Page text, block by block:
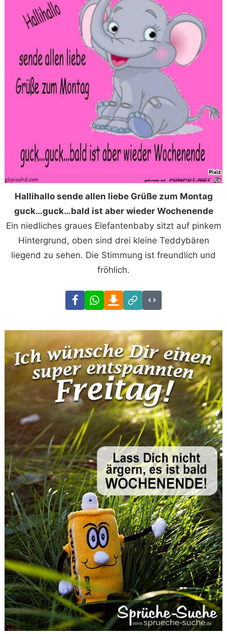
Hallihallo sende allen liebe Grüße zum Montag
guck…guck…bald ist aber wieder Wochenende
Ein niedliches graues Elefantenbaby sitzt auf pinkem
Hintergrund, oben sind drei kleine Teddybären
liegend zu sehen. Die Stimmung ist freundlich und
fröhlich.
FacebookWhatsAppDownload
Link
Code